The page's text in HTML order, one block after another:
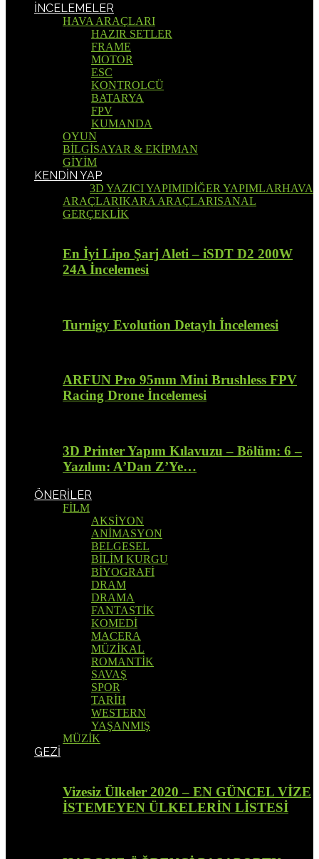
İNCELEMELER
HAVA ARAÇLARI
HAZIR SETLER
FRAME
MOTOR
ESC
KONTROLCÜ
BATARYA
FPV
KUMANDA
OYUN
BİLGİSAYAR & EKİPMAN
GİYİM
KENDİN YAP
3D YAZICI YAPIMIDİĞER YAPIMLARHAVA
ARAÇLARIKARA ARAÇLARISANAL
GERÇEKLİK
En İyi Lipo Şarj Aleti – iSDT D2 200W
24A İncelemesi
Turnigy Evolution Detaylı İncelemesi
ARFUN Pro 95mm Mini Brushless FPV
Racing Drone İncelemesi
3D Printer Yapım Kılavuzu – Bölüm: 6 –
Yazılım: A’Dan Z’Ye…
ÖNERİLER
FİLM
AKSİYON
ANİMASYON
BELGESEL
BİLİM KURGU
BİYOGRAFİ
DRAM
DRAMA
FANTASTİK
KOMEDİ
MACERA
MÜZİKAL
ROMANTİK
SAVAŞ
SPOR
TARİH
WESTERN
YAŞANMIŞ
MÜZİK
GEZİ
Vizesiz Ülkeler 2020 – EN GÜNCEL VİZE
İSTEMEYEN ÜLKELERİN LİSTESİ